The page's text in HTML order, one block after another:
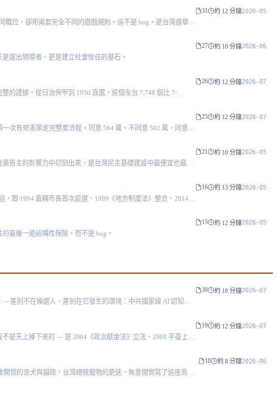
位，卻用兩套完全不同的遊戲規則。這不是 bug，是台灣選舉制
31 約 12 分鐘2026-05
選出領導者，更是建立社會信任的基石。
27 約 10 分鐘2026-06
的證據。從日治保甲到 1950 直選，這個全台 7,748 個比 7-
26 約 12 分鐘2026-07
有修憲案走完整套流程。同意 564 萬、不同意 502 萬，同意率
25 約 12 分鐘2026-07
告主的影響力中切割出來，是台灣民主基礎建設中最便宜也最被
21 約 10 分鐘2026-05
，跟 1994 直轄市長首次民選、1999《地方制度法》整合、2014
16 約 13 分鐘2026-05
最後一道結構性保險，而不是 bug。
15 約 12 分鐘2026-05
差別不在候選人，差別在它發生的環境：中共國家級 AI 認知作
39 約 18 分鐘2026-07
是天上掉下來的 — 是 2004《政治獻金法》立法、2008 平臺上
19 約 12 分鐘2026-07
懷的浪犬與貓咪，台灣總統寵物的更迭，無意間側寫了這座島嶼
10 約 8 分鐘2026-06